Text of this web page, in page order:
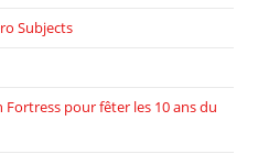
Subjects
pour fêter les 10 ans du